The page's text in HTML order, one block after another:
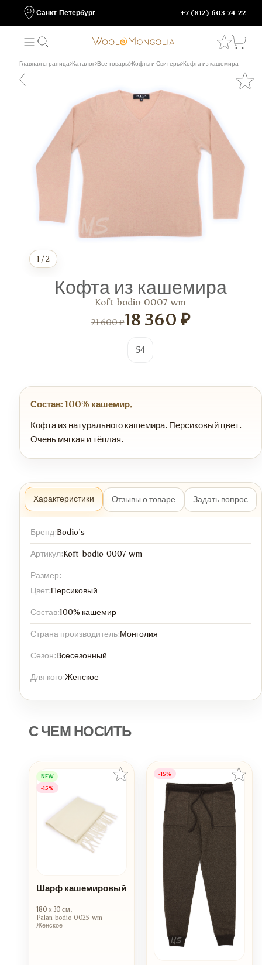
Санкт-Петербург +7 (812) 603-74-22
Главная страница Каталог Все товары Кофты и Свитеры Кофта из кашемира
1 /2
Кофта из кашемира
Koft-bodio-0007-wm
21 600 ₽18 360 ₽
54
Состав: 100% кашемир.
Кофта из натурального кашемира. Персиковый цвет.
Очень мягкая и тёплая.
Характеристики Отзывы о товаре Задать вопрос
Бренд:Bodio’s
Артикул:Koft-bodio-0007-wm
Размер:
Цвет:Персиковый
Состав:100% кашемир
Страна производитель:Монголия
Сезон:Всесезонный
Для кого:Женское
С ЧЕМ НОСИТЬ
Шарф кашемировый
180 х 30 см.
Palan-bodio-0025-wm
Женское
NEW
-15%
-15%